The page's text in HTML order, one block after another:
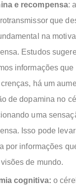
e recompensa:
que
na
Estudos
informações que
há um
de dopamina no
uma
Isso pode
por informações
de mundo.
cognitiva: o